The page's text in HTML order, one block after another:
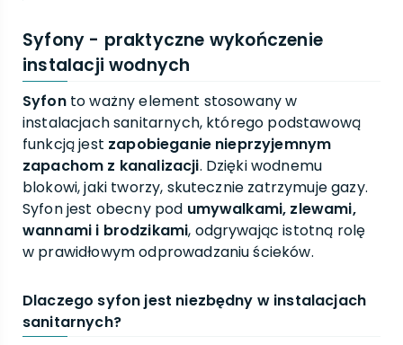
Syfony - praktyczne wykończenie
instalacji wodnych
Syfonto ważny element stosowany w
instalacjach sanitarnych, którego podstawową
funkcją jest zapobieganie nieprzyjemnym
zapachom z kanalizacji. Dzięki wodnemu
blokowi, jaki tworzy, skutecznie zatrzymuje gazy.
Syfon jest obecny pod umywalkami, zlewami,
wannami i brodzikami, odgrywając istotną rolę
w prawidłowym odprowadzaniu ścieków.
Dlaczego syfon jest niezbędny w instalacjach
sanitarnych?